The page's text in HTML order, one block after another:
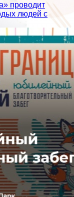
проводит
людей с